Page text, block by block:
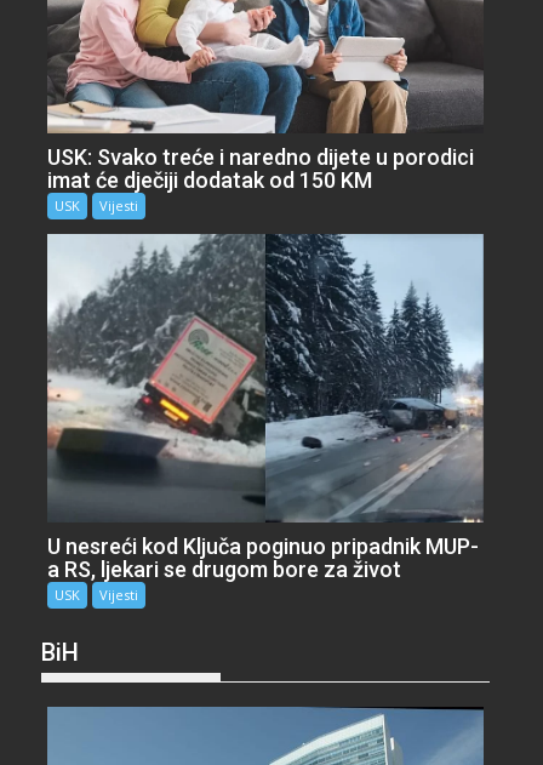
USK: Svako treće i naredno dijete u porodici
imat će dječiji dodatak od 150 KM
USK Vijesti
U nesreći kod Ključa poginuo pripadnik MUP-
a RS, ljekari se drugom bore za život
USK Vijesti
BiH